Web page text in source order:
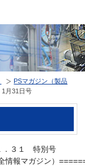
PSマガジン（製品
月31日号
３１　特別号
報マガジン）